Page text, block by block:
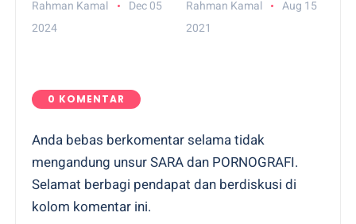
Honeymoon Mewah
dengan Kapal
Budget yang Harus
Disiapkan?
Berinvestasi dari
Sekarang!